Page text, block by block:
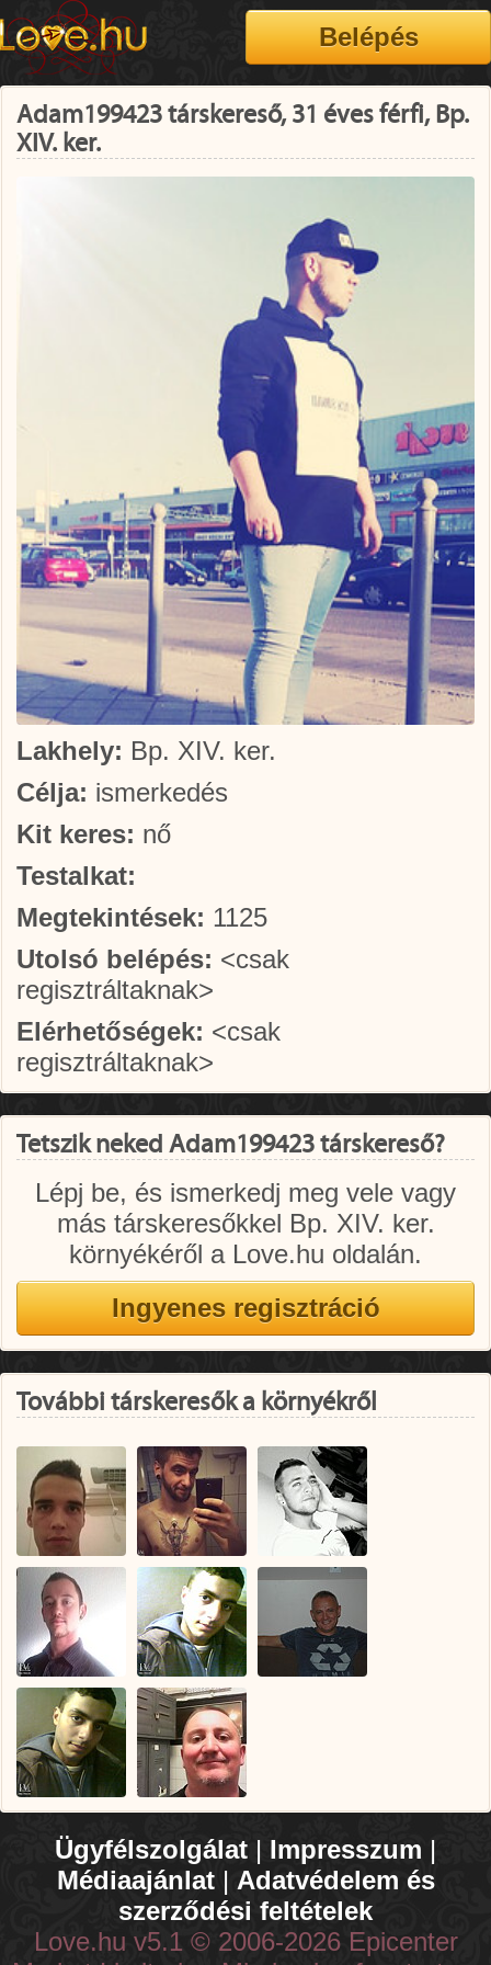
Adam199423 társkereső, 31 éves férfi, Bp.
XIV. ker.
Lakhely: Bp. XIV. ker.
Célja: ismerkedés
Kit keres: nő
Testalkat:
Megtekintések: 1125
Utolsó belépés: <csak
regisztráltaknak>
Elérhetőségek: <csak
regisztráltaknak>
Tetszik neked Adam199423 társkereső?
Lépj be, és ismerkedj meg vele vagy
más társkeresőkkel Bp. XIV. ker.
környékéről a Love.hu oldalán.
További társkeresők a környékről
Ügyfélszolgálat | Impresszum |
Médiaajánlat| Adatvédelem és
szerződési feltételek
Love.hu v5.1 © 2006-2026 Epicenter